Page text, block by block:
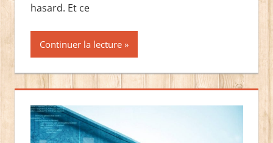
hasard. Et ce
Continuer la lecture